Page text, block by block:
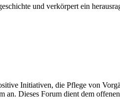
und verkörpert ein
Initiativen, die Pflege von
Dieses Forum dient dem